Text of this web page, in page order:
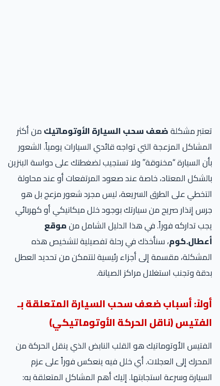
تعتبر مشكلةضعف سحب السيارة الأوتوماتيكمن أكثر
المشاكل المزعجة التي تواجه قائدي السيارات يومياً. الشعور
بأن السيارة “مخنوقة” ولا تستجيب لضغطتك على دواسة البنزين
بالشكل المعتاد، خاصة عند صعود المرتفعات أو عند محاولة
التخطي على الطرق السريعة، ليس مجرد شعور مزعج بل هو
جرس إنذار صريح من سيارتك بوجود خلل ميكانيكي أو كهربائي
يجب تداركه فوراً. في هذا الدليل الشامل منموقع
أعطال.كوم، سنأخذك في رحلة تفصيلية لتشخيص هذه
المشكلة، مقسمة إلى أجزاء رئيسية لتتمكن من تحديد العطل
بدقة وتجنب استغلال مراكز الصيانة.
أولاً: أسباب ضعف سحب السيارة المتعلقة بـ
الفتيس (ناقل الحركة الأوتوماتيكي)
الفتيس الأوتوماتيك هو القلب النابض الذي ينقل الحركة من
المحرك إلى العجلات. أي خلل فيه ينعكس فوراً على عزم
السيارة وسرعة استجابتها. إليك أهم المشاكل المتعلقة به: